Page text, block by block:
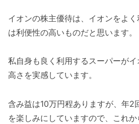
イオンの株主優待は、イオンをよ
は利便性の高いものだと思います。
私自身も良く利用するスーパーが
高さを実感しています。
含み益は10万円程ありますが、年2
を楽しみにしていますので、これ